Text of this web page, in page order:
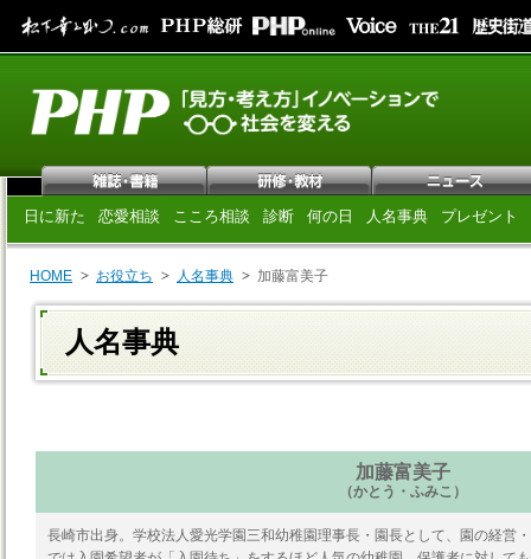
日に新た 恋愛相談 こころ相談 診断 何の日 人名事典 プレゼント
HOME お役立ち 人名事典 加藤富美子
人名事典
加藤富美子
（かとう・ふみこ）
長崎市出身。学校法人愛光学園三和幼稚園理事長・園長として、園の経営